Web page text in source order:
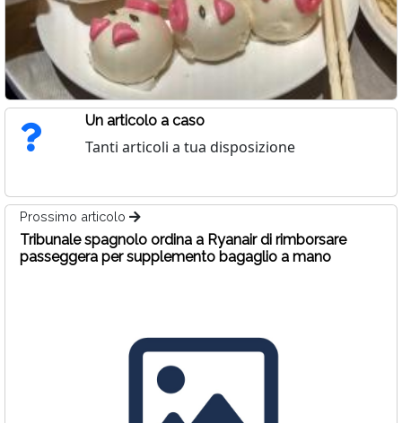
Un articolo a caso
Tanti articoli a tua disposizione
Prossimo articolo
Tribunale spagnolo ordina a Ryanair di rimborsare
passeggera per supplemento bagaglio a mano